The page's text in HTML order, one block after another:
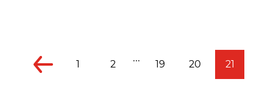
1 2 ... 19 20 21